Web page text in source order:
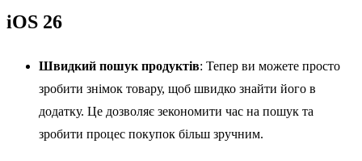
iOS 26
Швидкий пошук продуктів: Тепер ви можете просто
зробити знімок товару, щоб швидко знайти його в
додатку. Це дозволяє зекономити час на пошук та
зробити процес покупок більш зручним.